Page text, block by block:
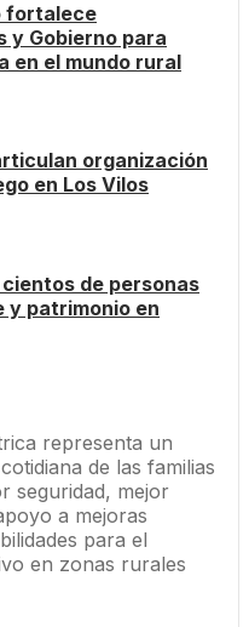
fortalece
y Gobierno para
en el mundo rural
organización
en Los Vilos
de personas
y patrimonio en
representa un
de las familias
seguridad, mejor
a mejoras
para el
en zonas rurales